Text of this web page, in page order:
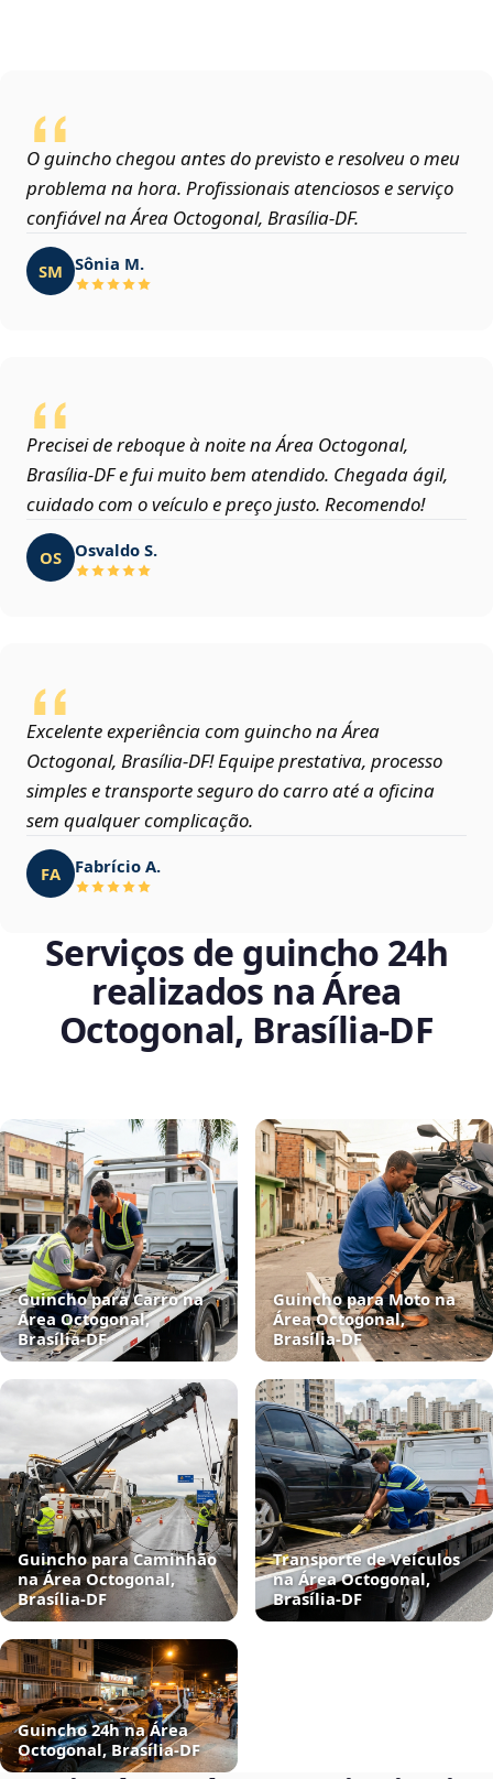
O guincho chegou antes do previsto e resolveu o meu
problema na hora. Profissionais atenciosos e serviço
confiável na Área Octogonal, Brasília‑DF.
SM Sônia M.
Precisei de reboque à noite na Área Octogonal,
Brasília‑DF e fui muito bem atendido. Chegada ágil,
cuidado com o veículo e preço justo. Recomendo!
OS Osvaldo S.
Excelente experiência com guincho na Área
Octogonal, Brasília‑DF! Equipe prestativa, processo
simples e transporte seguro do carro até a oficina
sem qualquer complicação.
FA Fabrício A.
Serviços de guincho 24h
realizados na Área
Octogonal, Brasília‑DF
Guincho para Carro na
Área Octogonal,
Brasília‑DF
Guincho para Moto na
Área Octogonal,
Brasília‑DF
Guincho para Caminhão
na Área Octogonal,
Brasília‑DF
Transporte de Veículos
na Área Octogonal,
Brasília‑DF
Guincho 24h na Área
Octogonal, Brasília‑DF